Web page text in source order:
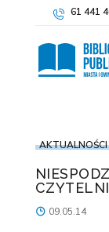
61 441
AKTUALNOŚCI
09.05.14